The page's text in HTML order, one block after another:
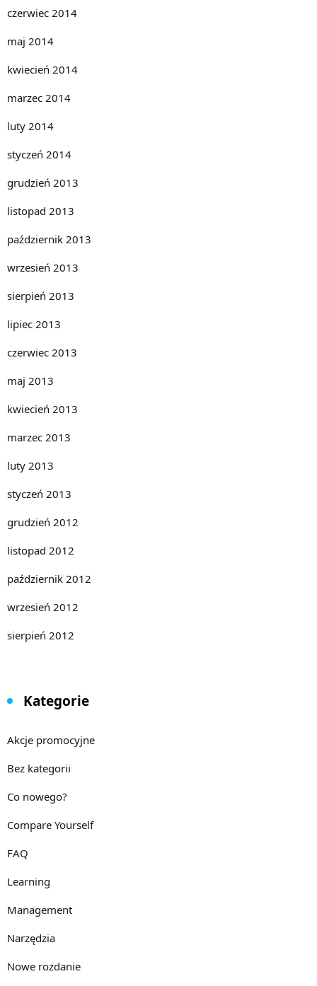
czerwiec 2014
maj 2014
kwiecień 2014
marzec 2014
luty 2014
styczeń 2014
grudzień 2013
listopad 2013
październik 2013
wrzesień 2013
sierpień 2013
lipiec 2013
czerwiec 2013
maj 2013
kwiecień 2013
marzec 2013
luty 2013
styczeń 2013
grudzień 2012
listopad 2012
październik 2012
wrzesień 2012
sierpień 2012
Kategorie
Akcje promocyjne
Bez kategorii
Co nowego?
Compare Yourself
FAQ
Learning
Management
Narzędzia
Nowe rozdanie